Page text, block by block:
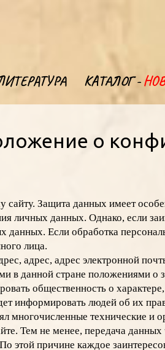
КАТАЛОГ -
о
Защита данных имеет
личных данных. Однако, если
данных. Если обработка
лица.
адрес, адрес электронной
в данной стране положениями
общественность о
информировать людей об их
многочисленные технические
Тем не менее, передача
этой причине каждое